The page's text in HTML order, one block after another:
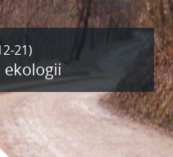
21)
ekologii